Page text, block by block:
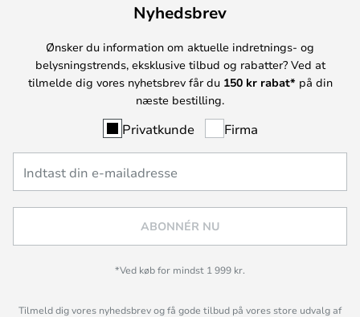
Nyhedsbrev
Ønsker du information om aktuelle indretnings- og
belysningstrends, eksklusive tilbud og rabatter? Ved at
tilmelde dig vores nyhetsbrev får du 150 kr rabat* på din
næste bestilling.
Privatkunde Firma
ABONNÉR NU
*Ved køb for mindst 1 999 kr.
Tilmeld dig vores nyhedsbrev og få gode tilbud på vores store udvalg af